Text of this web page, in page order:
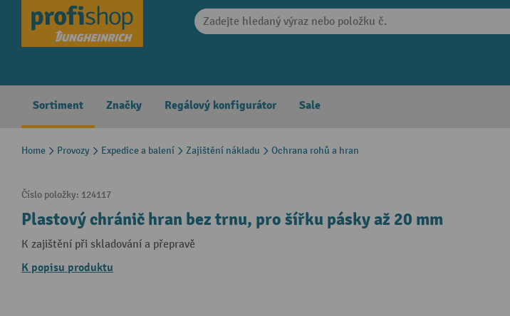
Skip to main navigation
Sortiment Značky Regálový konfigurátor Sale
Home Provozy Expedice a balení Zajištění nákladu Ochrana rohů a hran
Číslo položky: 124117
Plastový chránič hran bez trnu, pro šířku pásky až 20 mm
K zajištění při skladování a přepravě
K popisu produktu